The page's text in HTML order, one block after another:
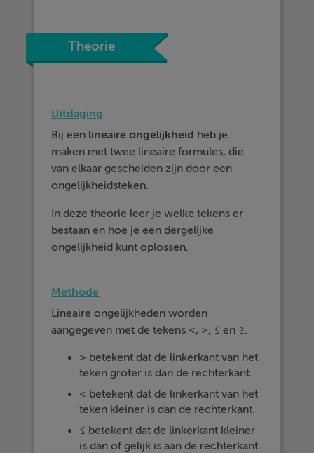
Theorie
Uitdaging
Bij een lineaire ongelijkheid heb je
maken met twee lineaire formules, die
van elkaar gescheiden zijn door een
ongelijkheidsteken.
In deze theorie leer je welke tekens er
bestaan en hoe je een dergelijke
ongelijkheid kunt oplossen.
Methode
Lineaire ongelijkheden worden
aangegeven met de tekens <, >, ≤ en ≥.
> betekent dat de linkerkant van het
teken groter is dan de rechterkant.
< betekent dat de linkerkant van het
teken kleiner is dan de rechterkant.
≤ betekent dat de linkerkant kleiner
is dan of gelijk is aan de rechterkant.